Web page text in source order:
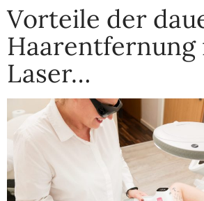
Vorteile der
Laser…